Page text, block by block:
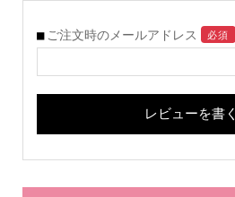
ご注文時のメールアドレス 必須
レビューを書く